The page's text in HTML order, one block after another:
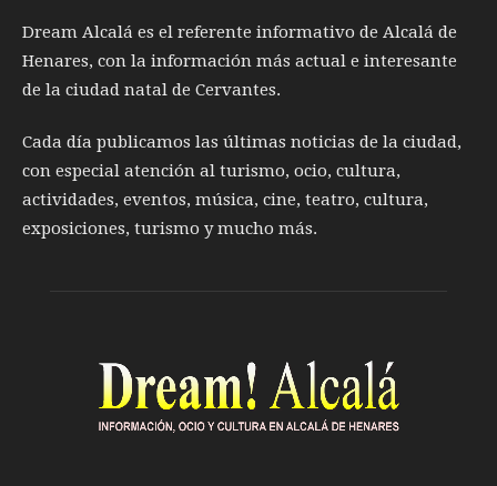
Dream Alcalá es el referente informativo de Alcalá de
Henares, con la información más actual e interesante
de la ciudad natal de Cervantes.
Cada día publicamos las últimas noticias de la ciudad,
con especial atención al turismo, ocio, cultura,
actividades, eventos, música, cine, teatro, cultura,
exposiciones, turismo y mucho más.